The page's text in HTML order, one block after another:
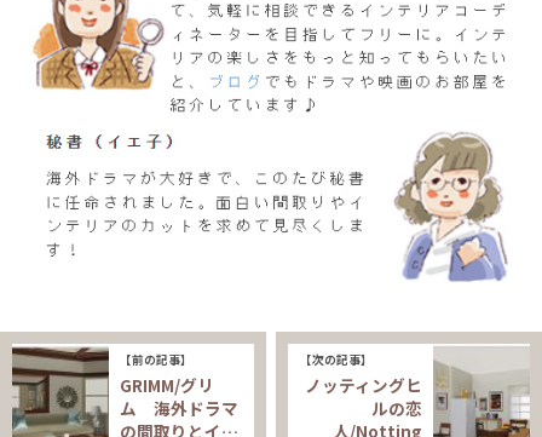
【前の記事】
GRIMM/グリ
ム 海外ドラマ
の間取りとイ…
【次の記事】
ノッティングヒ
ルの恋
人/Notting